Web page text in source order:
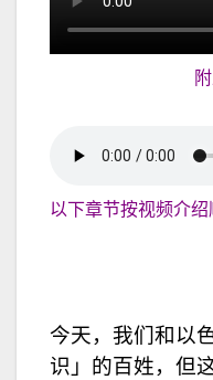
以下章节按视频介绍
今天，我们和以
识」的百姓，但